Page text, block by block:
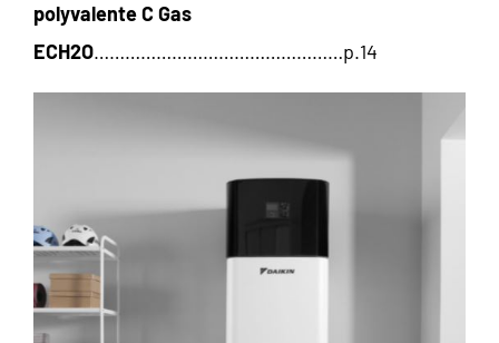
polyvalente C Gas
ECH2O…………………………………………p.14